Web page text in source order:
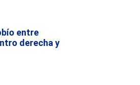
entre
derecha y